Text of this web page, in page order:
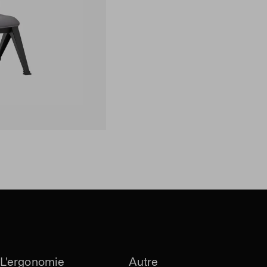
L'ergonomie Autre